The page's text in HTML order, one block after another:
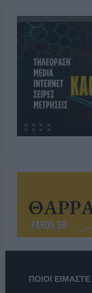
ΠΟΙΟΙ ΕΙΜΑΣΤΕ